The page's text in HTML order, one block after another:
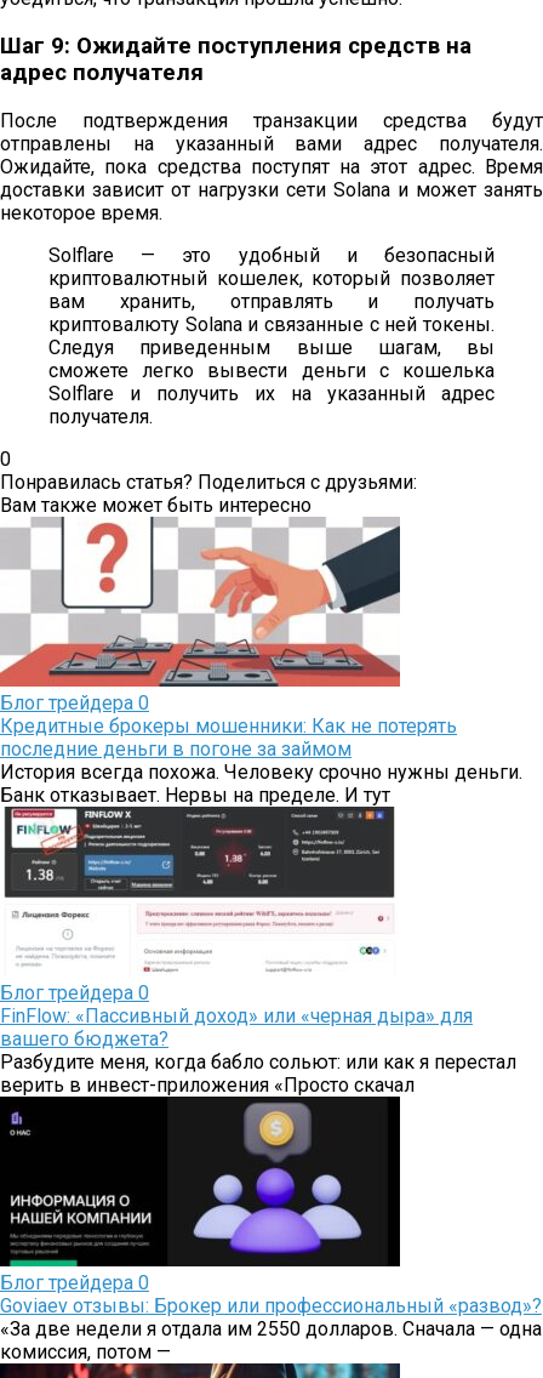
Шаг 9: Ожидайте поступления средств на
адрес получателя
После подтверждения транзакции средства будут
отправлены на указанный вами адрес получателя.
Ожидайте, пока средства поступят на этот адрес. Время
доставки зависит от нагрузки сети Solana и может занять
некоторое время.
Solflare — это удобный и безопасный
криптовалютный кошелек, который позволяет
вам хранить, отправлять и получать
криптовалюту Solana и связанные с ней токены.
Следуя приведенным выше шагам, вы
сможете легко вывести деньги с кошелька
Solflare и получить их на указанный адрес
получателя.
0
Понравилась статья? Поделиться с друзьями:
Вам также может быть интересно
Блог трейдера 0
Кредитные брокеры мошенники: Как не потерять
последние деньги в погоне за займом
История всегда похожа. Человеку срочно нужны деньги.
Банк отказывает. Нервы на пределе. И тут
Блог трейдера 0
FinFlow: «Пассивный доход» или «черная дыра» для
вашего бюджета?
Разбудите меня, когда бабло сольют: или как я перестал
верить в инвест-приложения «Просто скачал
Блог трейдера 0
Goviaev отзывы: Брокер или профессиональный «развод»?
«За две недели я отдала им 2550 долларов. Сначала — одна
комиссия, потом —